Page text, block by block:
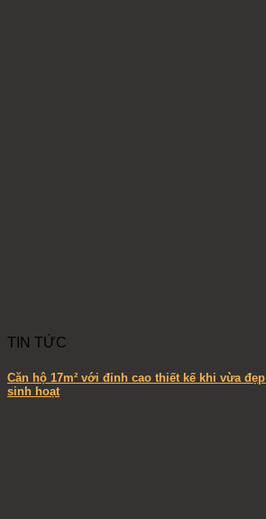
TIN TỨC
Căn hộ 17m² với đỉnh cao thiết kế khi vừa
sinh hoạt